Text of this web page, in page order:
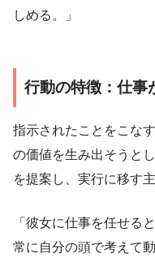
しめる。」
行動の特徴：仕事
指示されたことをこな
の価値を生み出そうと
を提案し、実行に移す
「彼女に仕事を任せる
常に自分の頭で考えて